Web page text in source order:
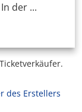
der ...
des Erstellers